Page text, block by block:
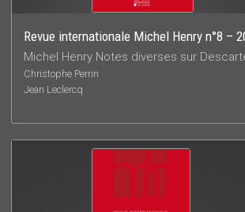
Revue internationale Michel Henry n°8 –
Michel Henry Notes diverses sur
Christophe Perrin
Jean Leclercq